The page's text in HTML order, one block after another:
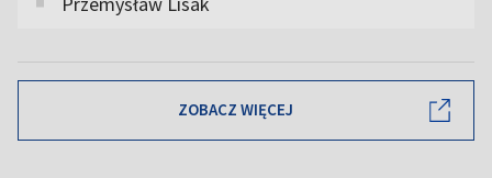
ZOBACZ WIĘCEJ